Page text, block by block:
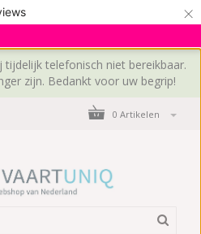
×
tijdelijk telefonisch niet bereikbaar.
zijn. Bedankt voor uw begrip!
0 Artikelen